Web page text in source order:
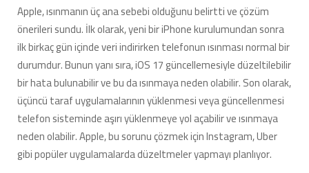
Apple, ısınmanın üç ana sebebi olduğunu belirtti ve çözüm
önerileri sundu. İlk olarak, yeni bir iPhone kurulumundan sonra
ilk birkaç gün içinde veri indirirken telefonun ısınması normal bir
durumdur. Bunun yanı sıra, iOS 17 güncellemesiyle düzeltilebilir
bir hata bulunabilir ve bu da ısınmaya neden olabilir. Son olarak,
üçüncü taraf uygulamalarının yüklenmesi veya güncellenmesi
telefon sisteminde aşırı yüklenmeye yol açabilir ve ısınmaya
neden olabilir. Apple, bu sorunu çözmek için Instagram, Uber
gibi popüler uygulamalarda düzeltmeler yapmayı planlıyor.